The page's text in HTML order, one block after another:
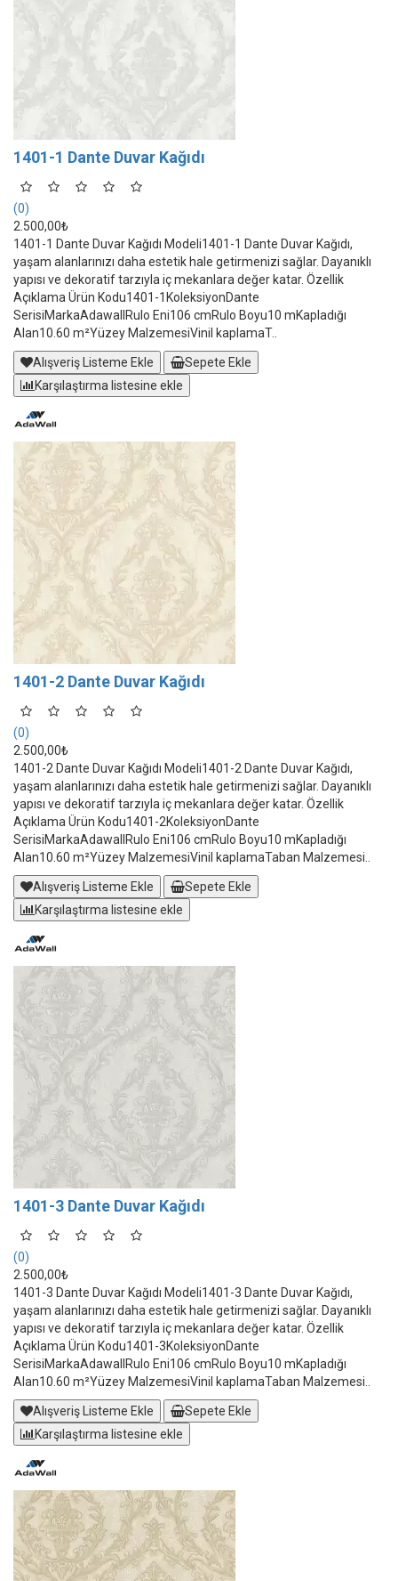
1401-1 Dante Duvar Kağıdı
(0)
2.500,00₺
1401-1 Dante Duvar Kağıdı Modeli1401-1 Dante Duvar Kağıdı,
yaşam alanlarınızı daha estetik hale getirmenizi sağlar. Dayanıklı
yapısı ve dekoratif tarzıyla iç mekanlara değer katar. Özellik
Açıklama Ürün Kodu1401-1KoleksiyonDante
SerisiMarkaAdawallRulo Eni106 cmRulo Boyu10 mKapladığı
Alan10.60 m²Yüzey MalzemesiVinil kaplamaT..
Alışveriş Listeme Ekle
Sepete Ekle
Karşılaştırma listesine ekle
1401-2 Dante Duvar Kağıdı
(0)
2.500,00₺
1401-2 Dante Duvar Kağıdı Modeli1401-2 Dante Duvar Kağıdı,
yaşam alanlarınızı daha estetik hale getirmenizi sağlar. Dayanıklı
yapısı ve dekoratif tarzıyla iç mekanlara değer katar. Özellik
Açıklama Ürün Kodu1401-2KoleksiyonDante
SerisiMarkaAdawallRulo Eni106 cmRulo Boyu10 mKapladığı
Alan10.60 m²Yüzey MalzemesiVinil kaplamaTaban Malzemesi..
Alışveriş Listeme Ekle
Sepete Ekle
Karşılaştırma listesine ekle
1401-3 Dante Duvar Kağıdı
(0)
2.500,00₺
1401-3 Dante Duvar Kağıdı Modeli1401-3 Dante Duvar Kağıdı,
yaşam alanlarınızı daha estetik hale getirmenizi sağlar. Dayanıklı
yapısı ve dekoratif tarzıyla iç mekanlara değer katar. Özellik
Açıklama Ürün Kodu1401-3KoleksiyonDante
SerisiMarkaAdawallRulo Eni106 cmRulo Boyu10 mKapladığı
Alan10.60 m²Yüzey MalzemesiVinil kaplamaTaban Malzemesi..
Alışveriş Listeme Ekle
Sepete Ekle
Karşılaştırma listesine ekle